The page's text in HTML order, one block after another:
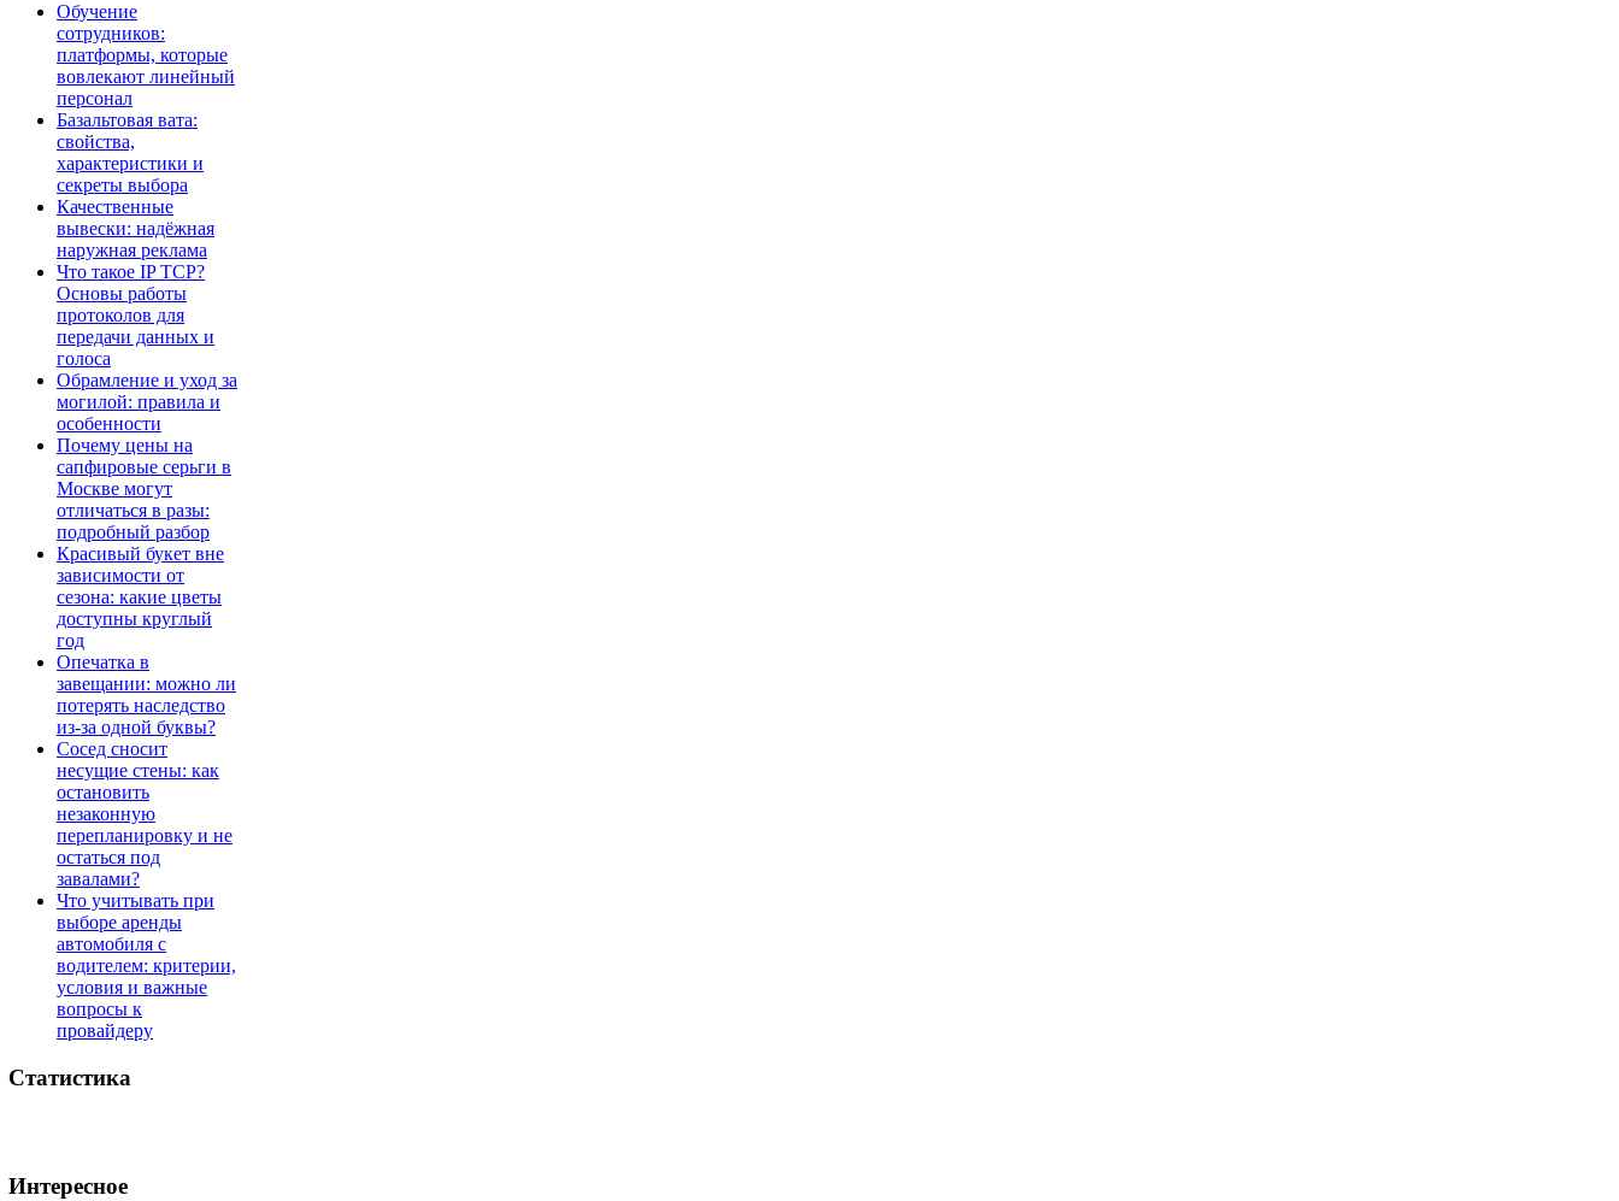
Обучение
сотрудников:
платформы, которые
вовлекают линейный
персонал
Базальтовая вата:
свойства,
характеристики и
секреты выбора
Качественные
вывески: надёжная
наружная реклама
Что такое IP TCP?
Основы работы
протоколов для
передачи данных и
голоса
Обрамление и уход за
могилой: правила и
особенности
Почему цены на
сапфировые серьги в
Москве могут
отличаться в разы:
подробный разбор
Красивый букет вне
зависимости от
сезона: какие цветы
доступны круглый
год
Опечатка в
завещании: можно ли
потерять наследство
из-за одной буквы?
Сосед сносит
несущие стены: как
остановить
незаконную
перепланировку и не
остаться под
завалами?
Что учитывать при
выборе аренды
автомобиля с
водителем: критерии,
условия и важные
вопросы к
провайдеру
Статистика
Интересное